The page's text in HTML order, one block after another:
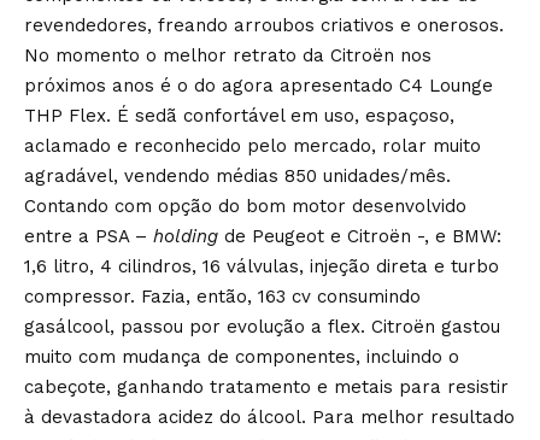
revendedores, freando arroubos criativos e onerosos.
No momento o melhor retrato da Citroën nos
próximos anos é o do agora apresentado C4 Lounge
THP Flex. É sedã confortável em uso, espaçoso,
aclamado e reconhecido pelo mercado, rolar muito
agradável, vendendo médias 850 unidades/mês.
Contando com opção do bom motor desenvolvido
entre a PSA – holding de Peugeot e Citroën -, e BMW:
1,6 litro, 4 cilindros, 16 válvulas, injeção direta e turbo
compressor. Fazia, então, 163 cv consumindo
gasálcool, passou por evolução a flex. Citroën gastou
muito com mudança de componentes, incluindo o
cabeçote, ganhando tratamento e metais para resistir
à devastadora acidez do álcool. Para melhor resultado